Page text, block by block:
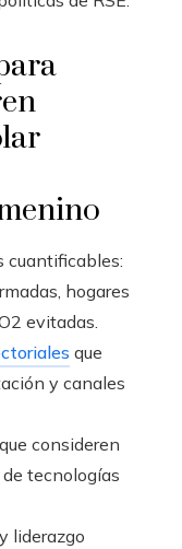
cuantificables:
hogares
evitadas.
que
y canales
consideren
tecnologías
liderazgo